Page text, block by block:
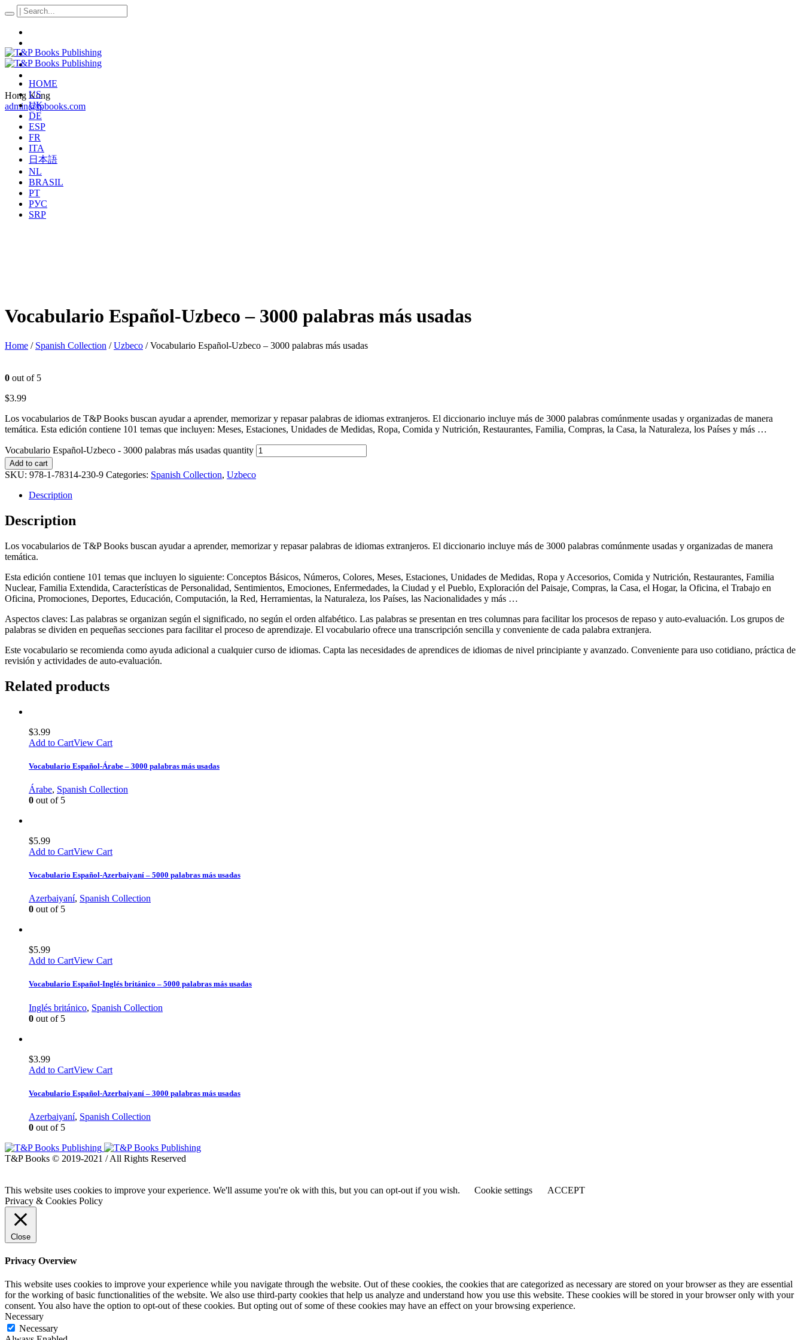
Hong Kong
admin@tpbooks.com
HOME
US
UK
DE
ESP
FR
ITA
日本語
NL
BRASIL
PT
РУС
SRP
Vocabulario Español-Uzbeco – 3000 palabras más usadas
Home / Spanish Collection /Uzbeco / Vocabulario Español-Uzbeco – 3000 palabras más usadas
0 out of 5
$3.99
Los vocabularios de T&P Books buscan ayudar a aprender, memorizar y repasar palabras de idiomas extranjeros. El diccionario incluye más de 3000 palabras comúnmente usadas y organizadas de manera
temática. Esta edición contiene 101 temas que incluyen: Meses, Estaciones, Unidades de Medidas, Ropa, Comida y Nutrición, Restaurantes, Familia, Compras, la Casa, la Naturaleza, los Países y más …
Vocabulario Español-Uzbeco - 3000 palabras más usadas quantity
Add to cart
SKU: 978-1-78314-230-9 Categories: Spanish Collection, Uzbeco
Description
Description
Los vocabularios de T&P Books buscan ayudar a aprender, memorizar y repasar palabras de idiomas extranjeros. El diccionario incluye más de 3000 palabras comúnmente usadas y organizadas de manera
temática.
Esta edición contiene 101 temas que incluyen lo siguiente: Conceptos Básicos, Números, Colores, Meses, Estaciones, Unidades de Medidas, Ropa y Accesorios, Comida y Nutrición, Restaurantes, Familia
Nuclear, Familia Extendida, Características de Personalidad, Sentimientos, Emociones, Enfermedades, la Ciudad y el Pueblo, Exploración del Paisaje, Compras, la Casa, el Hogar, la Oficina, el Trabajo en
Oficina, Promociones, Deportes, Educación, Computación, la Red, Herramientas, la Naturaleza, los Países, las Nacionalidades y más …
Aspectos claves: Las palabras se organizan según el significado, no según el orden alfabético. Las palabras se presentan en tres columnas para facilitar los procesos de repaso y auto-evaluación. Los grupos de
palabras se dividen en pequeñas secciones para facilitar el proceso de aprendizaje. El vocabulario ofrece una transcripción sencilla y conveniente de cada palabra extranjera.
Este vocabulario se recomienda como ayuda adicional a cualquier curso de idiomas. Capta las necesidades de aprendices de idiomas de nivel principiante y avanzado. Conveniente para uso cotidiano, práctica de
revisión y actividades de auto-evaluación.
Related products
$3.99
Add to CartView Cart
Vocabulario Español-Árabe – 3000 palabras más usadas
Árabe, Spanish Collection
0 out of 5
$5.99
Add to CartView Cart
Vocabulario Español-Azerbaiyaní – 5000 palabras más usadas
Azerbaiyaní, Spanish Collection
0 out of 5
$5.99
Add to CartView Cart
Vocabulario Español-Inglés británico – 5000 palabras más usadas
Inglés británico, Spanish Collection
0 out of 5
$3.99
Add to CartView Cart
Vocabulario Español-Azerbaiyaní – 3000 palabras más usadas
Azerbaiyaní, Spanish Collection
0 out of 5
T&P Books © 2019-2021 / All Rights Reserved
This website uses cookies to improve your experience. We'll assume you're ok with this, but you can opt-out if you wish. Cookie settings
ACCEPT
Privacy & Cookies Policy
Close
Privacy Overview
This website uses cookies to improve your experience while you navigate through the website. Out of these cookies, the cookies that are categorized as necessary are stored on your browser as they are essential
for the working of basic functionalities of the website. We also use third-party cookies that help us analyze and understand how you use this website. These cookies will be stored in your browser only with your
consent. You also have the option to opt-out of these cookies. But opting out of some of these cookies may have an effect on your browsing experience.
Necessary
Necessary